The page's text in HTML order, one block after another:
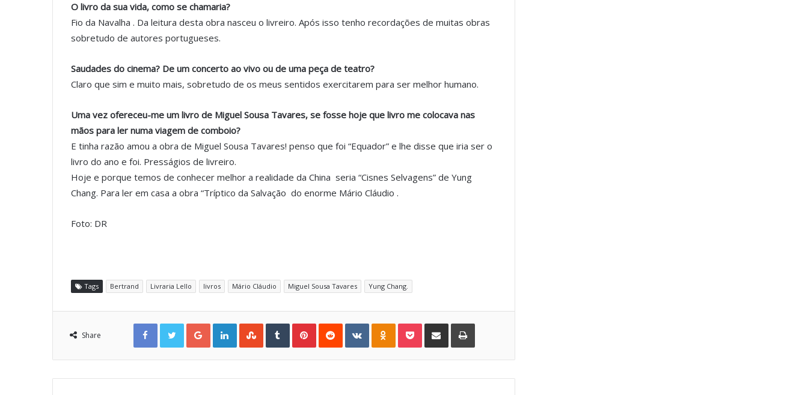
O livro da sua vida, como se chamaria?
Fio da Navalha . Da leitura desta obra nasceu o livreiro. Após isso tenho recordações de muitas obras
sobretudo de autores portugueses.
Saudades do cinema? De um concerto ao vivo ou de uma peça de teatro?
Claro que sim e muito mais, sobretudo de os meus sentidos exercitarem para ser melhor humano.
Uma vez ofereceu-me um livro de Miguel Sousa Tavares, se fosse hoje que livro me colocava nas
mãos para ler numa viagem de comboio?
E tinha razão amou a obra de Miguel Sousa Tavares! penso que foi “Equador” e lhe disse que iria ser o
livro do ano e foi. Presságios de livreiro.
Hoje e porque temos de conhecer melhor a realidade da China seria “Cisnes Selvagens” de Yung
Chang. Para ler em casa a obra “Tríptico da Salvação do enorme Mário Cláudio .
Foto: DR
Tags Bertrand Livraria Lello livros Mário Cláudio Miguel Sousa Tavares Yung Chang.
Share
Facebook Twitter Google+ LinkedIn StumbleUpon Tumblr Pinterest Reddit VKontakte Odnoklassniki Pocket Share via Email Print